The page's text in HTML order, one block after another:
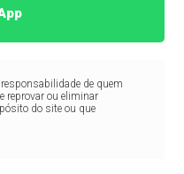
de quem
reprovar ou eliminar
do site ou que